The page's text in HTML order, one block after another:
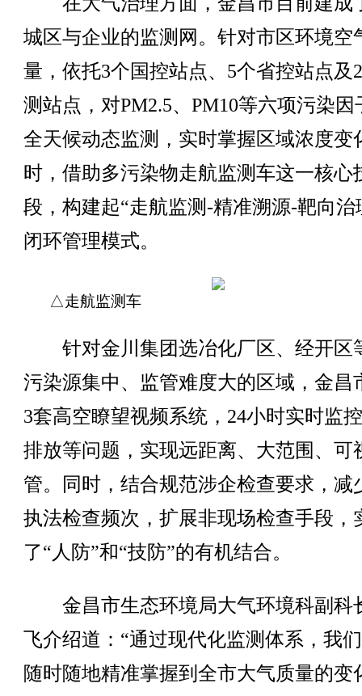
城区与企业的监测网。针对市区环境空
量，依托3个国控站点、5个省控站点及
测站点，对PM2.5、PM10等六项污染因
全天候动态监测，实时掌握区域浓度变
时，借助多污染物走航监测车这一核心
段，构建起“走航监测-精准溯源-靶向治
闭环管理模式。
△走航监测车
针对金川集团选冶化厂区、经开区
污染源集中、监管难度大的区域，金昌
3套高空瞭望视频系统，24小时实时监
排放等问题，实现远距离、大范围、可
管。同时，结合规范涉企检查要求，减
执法检查频次，扩展非现场检查手段，
了“人防”和“技防”的有机结合。
金昌市生态环境局大气环境科副科
飞介绍道：“通过现代化监测体系，我
随时随地精准掌握到全市大气质量的变